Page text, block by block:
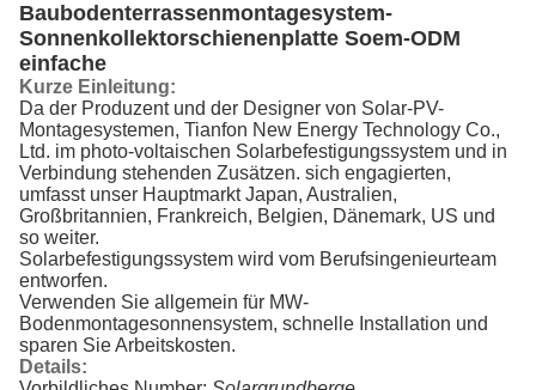
Baubodenterrassenmontagesystem-
Sonnenkollektorschienenplatte Soem-ODM
einfache
Kurze Einleitung:
Da der Produzent und der Designer von Solar-PV-
Montagesystemen, Tianfon New Energy Technology Co.,
Ltd. im photo-voltaischen Solarbefestigungssystem und in
Verbindung stehenden Zusätzen. sich engagierten,
umfasst unser Hauptmarkt Japan, Australien,
Großbritannien, Frankreich, Belgien, Dänemark, US und
so weiter.
Solarbefestigungssystem wird vom Berufsingenieurteam
entworfen.
Verwenden Sie allgemein für MW-
Bodenmontagesonnensystem, schnelle Installation und
sparen Sie Arbeitskosten.
Details: